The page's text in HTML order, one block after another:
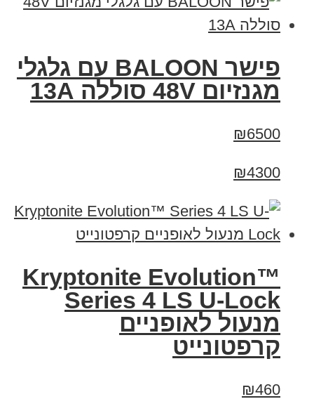
פישר BALOON עם גלגלי
מגנזיום 48V סוללה 13A
₪6500
₪4300
Kryptonite Evolution™
Series 4 LS U-Lock
מנעול לאופניים
קרפטונייט
₪460